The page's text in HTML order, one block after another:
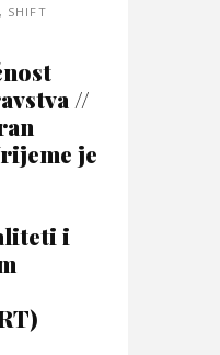
, SHIFT
//
je
i